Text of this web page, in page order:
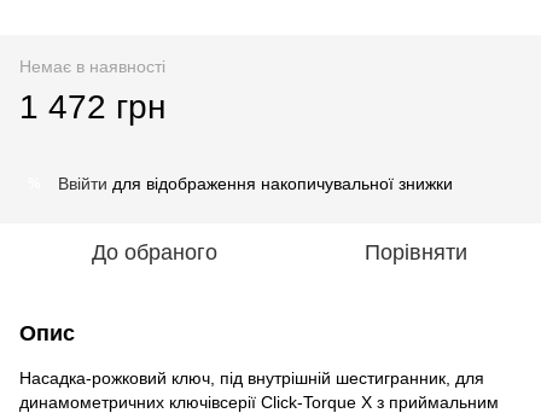
Немає в наявності
1 472 грн
Ввійти для відображення накопичувальної знижки
До обраного Порівняти
Опис
Насадка-рожковий ключ, під внутрішній шестигранник, для
динамометричних ключівсерії Click-Torque X з приймальним